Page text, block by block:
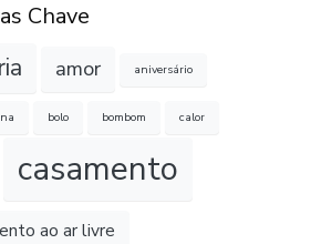
Chave
amor aniversário
bolo bombom calor
casamento
ao ar livre